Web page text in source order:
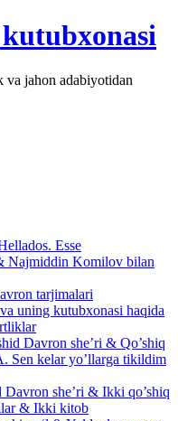
va jahon adabiyotidan
Esse
Najmiddin Komilov bilan
tarjimalari
uning kutubxonasi haqida
Davron she’ri & Qo’shiq
Sen kelar yo’llarga tikildim
she’ri & Ikki qo’shiq
& Ikki kitob